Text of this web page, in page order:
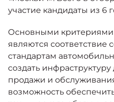
от 2
Калькулятор трейд-ин
Страховые программы
СЕРВИСНЫЕ АКЦИИ
АКСЕССУАРЫ
участие кандидаты из 6
Основными
являются соответствие
стандартам
создать
продажи и
возможность